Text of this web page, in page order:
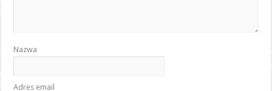
Nazwa
Adres email